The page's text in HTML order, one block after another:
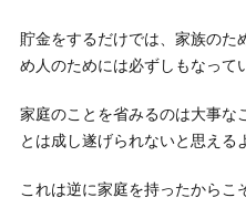
貯金をするだけでは、家族のた
め人のためには必ずしもなって
家庭のことを省みるのは大事な
とは成し遂げられないと思える
これは逆に家庭を持ったからこ